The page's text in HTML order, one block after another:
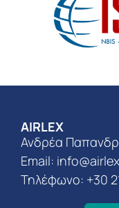
AIRLEX
Ανδρέα
Email:
Τηλέφωνο: +30